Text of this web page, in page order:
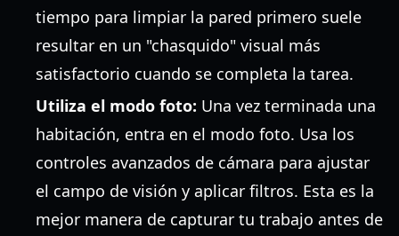
tiempo para limpiar la pared primero suele
resultar en un "chasquido" visual más
satisfactorio cuando se completa la tarea.
Utiliza el modo foto: Una vez terminada una
habitación, entra en el modo foto. Usa los
controles avanzados de cámara para ajustar
el campo de visión y aplicar filtros. Esta es la
mejor manera de capturar tu trabajo antes de